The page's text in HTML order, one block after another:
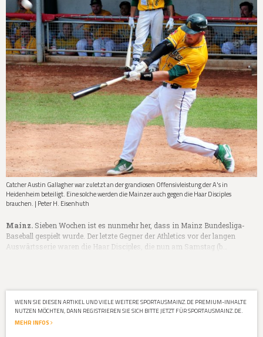
Catcher Austin Gallagher war zuletzt an der grandiosen Offensivleistung der A's in
Heidenheim beteiligt. Eine solche werden die Mainzer auch gegen die Haar Disciples
brauchen. | Peter H. Eisenhuth
Mainz. Sieben Wochen ist es nunmehr her, dass in Mainz Bundesliga-
Baseball gespielt wurde. Der letzte Gegner der Athletics vor der langen
Auswärtsserie waren die Haar Disciples, die nun am Samstag (b…
WENN SIE DIESEN ARTIKEL UND VIELE WEITERE SPORTAUSMAINZ.DE PREMIUM-INHALTE
NUTZEN MÖCHTEN, DANN REGISTRIEREN SIE SICH BITTE JETZT FÜR SPORTAUSMAINZ.DE.
MEHR INFOS